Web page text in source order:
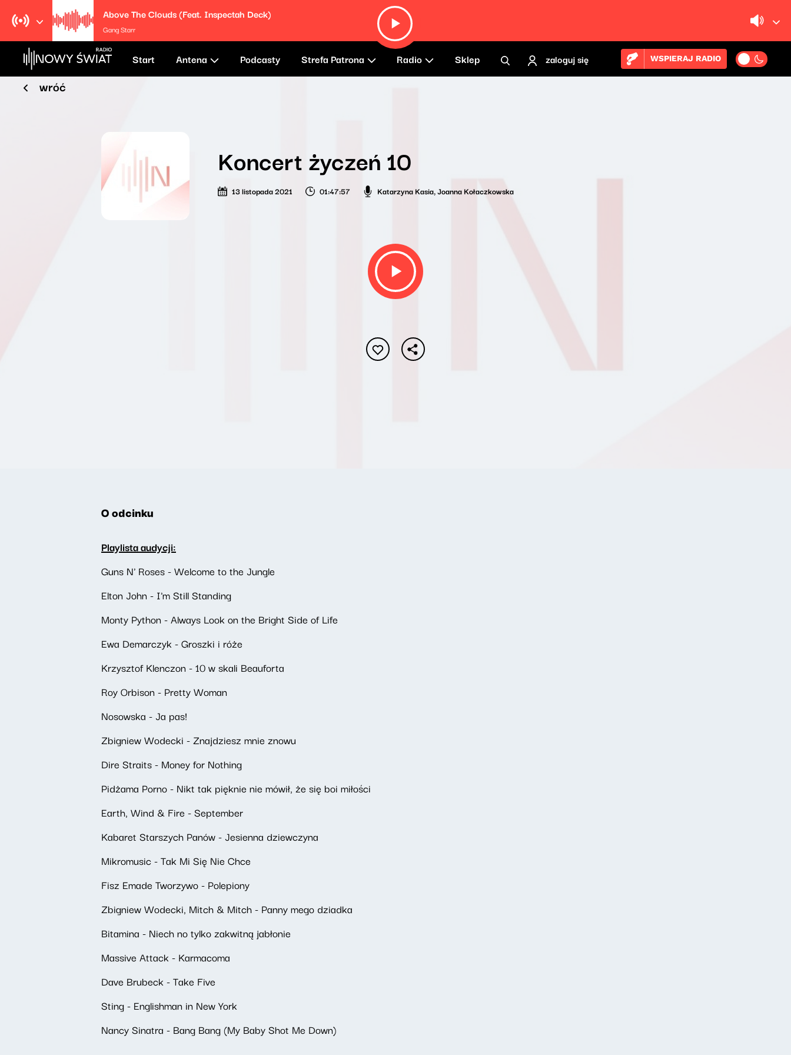
Above The Clouds (Feat. Inspectah Deck)
Gang Starr
Start Antena Podcasty Strefa Patrona Radio Sklep zaloguj się WSPIERAJ RADIO
wróć
Koncert życzeń 10
13 listopada 2021 01:47:57 Katarzyna Kasia,Joanna Kołaczkowska
O odcinku
Playlista audycji:
Guns N' Roses - Welcome to the Jungle
Elton John - I'm Still Standing
Monty Python - Always Look on the Bright Side of Life
Ewa Demarczyk - Groszki i róże
Krzysztof Klenczon - 10 w skali Beauforta
Roy Orbison - Pretty Woman
Nosowska - Ja pas!
Zbigniew Wodecki - Znajdziesz mnie znowu
Dire Straits - Money for Nothing
Pidżama Porno - Nikt tak pięknie nie mówił, że się boi miłości
Earth, Wind & Fire - September
Kabaret Starszych Panów - Jesienna dziewczyna
Mikromusic - Tak Mi Się Nie Chce
Fisz Emade Tworzywo - Polepiony
Zbigniew Wodecki, Mitch & Mitch - Panny mego dziadka
Bitamina - Niech no tylko zakwitną jabłonie
Massive Attack - Karmacoma
Dave Brubeck - Take Five
Sting - Englishman in New York
Nancy Sinatra - Bang Bang (My Baby Shot Me Down)